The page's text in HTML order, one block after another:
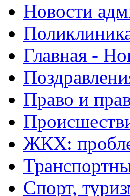
Новости
Главная -
Право и
ЖКХ:
Спорт,